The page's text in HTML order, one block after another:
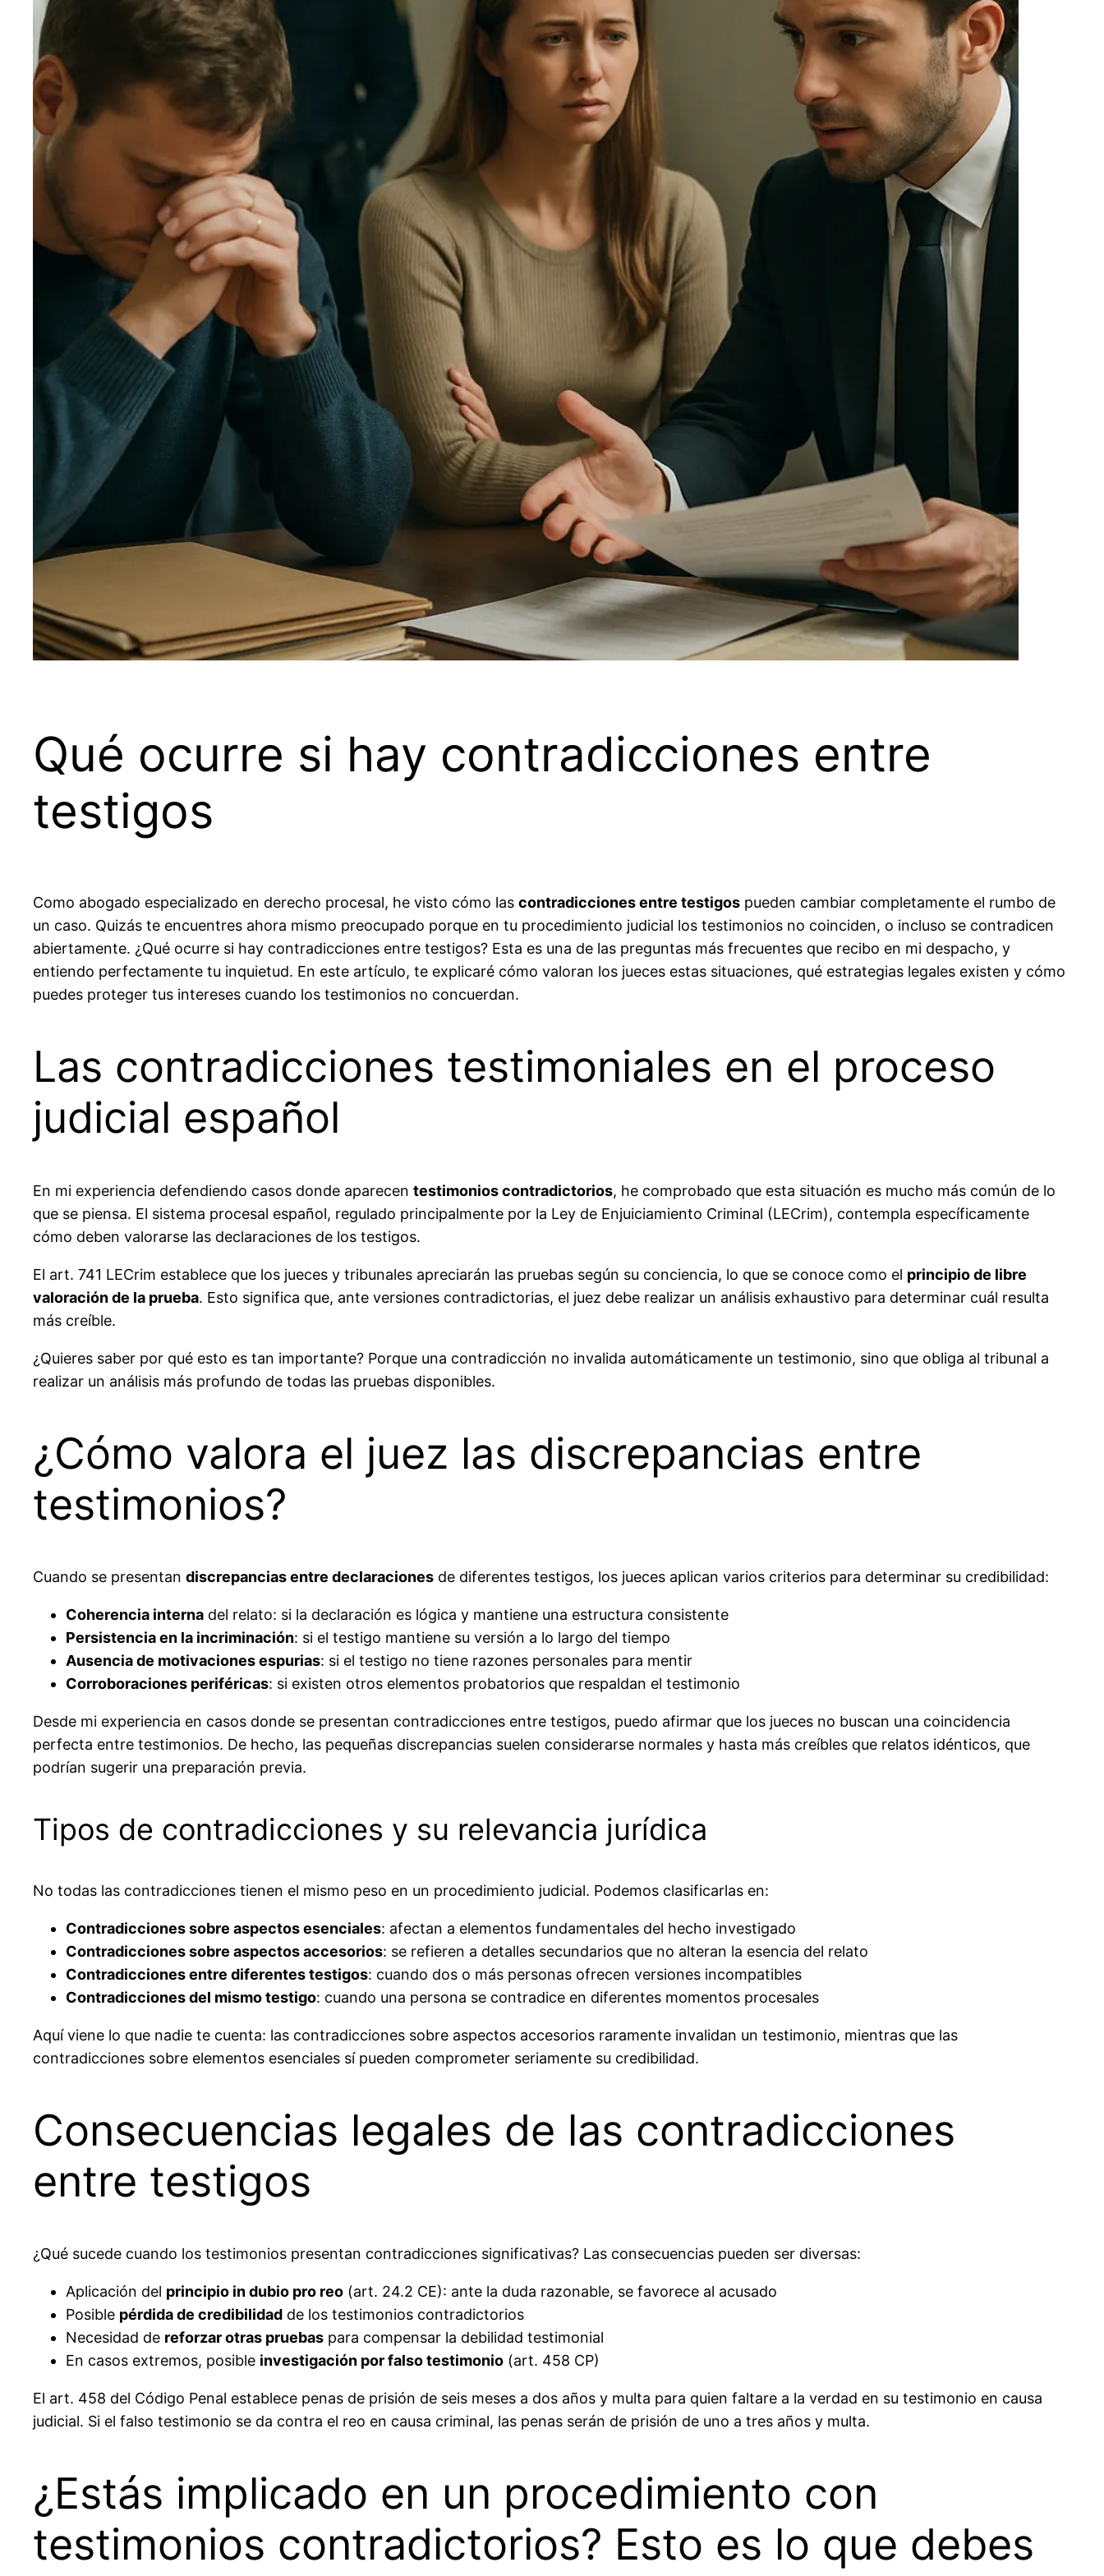
Qué ocurre si hay contradicciones entre
testigos
Como abogado especializado en derecho procesal, he visto cómo las contradicciones entre testigos pueden cambiar completamente el rumbo de
un caso. Quizás te encuentres ahora mismo preocupado porque en tu procedimiento judicial los testimonios no coinciden, o incluso se contradicen
abiertamente. ¿Qué ocurre si hay contradicciones entre testigos? Esta es una de las preguntas más frecuentes que recibo en mi despacho, y
entiendo perfectamente tu inquietud. En este artículo, te explicaré cómo valoran los jueces estas situaciones, qué estrategias legales existen y cómo
puedes proteger tus intereses cuando los testimonios no concuerdan.
Las contradicciones testimoniales en el proceso
judicial español
En mi experiencia defendiendo casos donde aparecen testimonios contradictorios, he comprobado que esta situación es mucho más común de lo
que se piensa. El sistema procesal español, regulado principalmente por la Ley de Enjuiciamiento Criminal (LECrim), contempla específicamente
cómo deben valorarse las declaraciones de los testigos.
El art. 741 LECrim establece que los jueces y tribunales apreciarán las pruebas según su conciencia, lo que se conoce como el principio de libre
valoración de la prueba. Esto significa que, ante versiones contradictorias, el juez debe realizar un análisis exhaustivo para determinar cuál resulta
más creíble.
¿Quieres saber por qué esto es tan importante? Porque una contradicción no invalida automáticamente un testimonio, sino que obliga al tribunal a
realizar un análisis más profundo de todas las pruebas disponibles.
¿Cómo valora el juez las discrepancias entre
testimonios?
Cuando se presentan discrepancias entre declaraciones de diferentes testigos, los jueces aplican varios criterios para determinar su credibilidad:
Coherencia interna del relato: si la declaración es lógica y mantiene una estructura consistente
Persistencia en la incriminación: si el testigo mantiene su versión a lo largo del tiempo
Ausencia de motivaciones espurias: si el testigo no tiene razones personales para mentir
Corroboraciones periféricas: si existen otros elementos probatorios que respaldan el testimonio
Desde mi experiencia en casos donde se presentan contradicciones entre testigos, puedo afirmar que los jueces no buscan una coincidencia
perfecta entre testimonios. De hecho, las pequeñas discrepancias suelen considerarse normales y hasta más creíbles que relatos idénticos, que
podrían sugerir una preparación previa.
Tipos de contradicciones y su relevancia jurídica
No todas las contradicciones tienen el mismo peso en un procedimiento judicial. Podemos clasificarlas en:
Contradicciones sobre aspectos esenciales: afectan a elementos fundamentales del hecho investigado
Contradicciones sobre aspectos accesorios: se refieren a detalles secundarios que no alteran la esencia del relato
Contradicciones entre diferentes testigos: cuando dos o más personas ofrecen versiones incompatibles
Contradicciones del mismo testigo: cuando una persona se contradice en diferentes momentos procesales
Aquí viene lo que nadie te cuenta: las contradicciones sobre aspectos accesorios raramente invalidan un testimonio, mientras que las
contradicciones sobre elementos esenciales sí pueden comprometer seriamente su credibilidad.
Consecuencias legales de las contradicciones
entre testigos
¿Qué sucede cuando los testimonios presentan contradicciones significativas? Las consecuencias pueden ser diversas:
Aplicación del principio in dubio pro reo (art. 24.2 CE): ante la duda razonable, se favorece al acusado
Posible pérdida de credibilidad de los testimonios contradictorios
Necesidad de reforzar otras pruebas para compensar la debilidad testimonial
En casos extremos, posible investigación por falso testimonio (art. 458 CP)
El art. 458 del Código Penal establece penas de prisión de seis meses a dos años y multa para quien faltare a la verdad en su testimonio en causa
judicial. Si el falso testimonio se da contra el reo en causa criminal, las penas serán de prisión de uno a tres años y multa.
¿Estás implicado en un procedimiento con
testimonios contradictorios? Esto es lo que debes